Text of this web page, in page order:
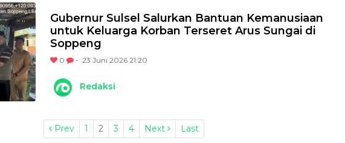
Gubernur Sulsel Salurkan Bantuan Kemanusiaan
untuk Keluarga Korban Terseret Arus Sungai di
Soppeng
0 - 23 Juni 2026 21:20
Redaksi
Prev 1 2 3 4 Next Last